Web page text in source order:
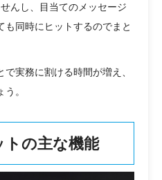
んし、目当てのメッセージ
も同時にヒットするのでまと
実務に割ける時間が増え、
。
トの主な機能